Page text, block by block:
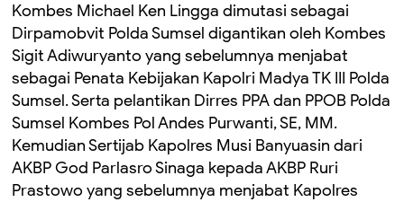
Kombes Michael Ken Lingga dimutasi sebagai
Dirpamobvit Polda Sumsel digantikan oleh Kombes
Sigit Adiwuryanto yang sebelumnya menjabat
sebagai Penata Kebijakan Kapolri Madya TK III Polda
Sumsel. Serta pelantikan Dirres PPA dan PPOB Polda
Sumsel Kombes Pol Andes Purwanti, SE, MM.
Kemudian Sertijab Kapolres Musi Banyuasin dari
AKBP God Parlasro Sinaga kepada AKBP Ruri
Prastowo yang sebelumnya menjabat Kapolres